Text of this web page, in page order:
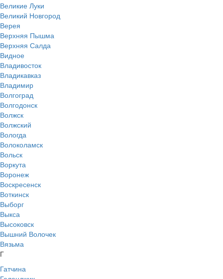
Великие Луки
Великий Новгород
Верея
Верхняя Пышма
Верхняя Салда
Видное
Владивосток
Владикавказ
Владимир
Волгоград
Волгодонск
Волжск
Волжский
Вологда
Волоколамск
Вольск
Воркута
Воронеж
Воскресенск
Воткинск
Выборг
Выкса
Высоковск
Вышний Волочек
Вязьма
Г
Гатчина